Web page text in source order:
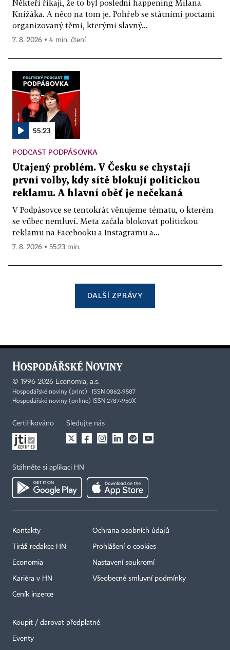
Někteří říkají, že to byl poslední happening Milana
Knížáka. A něco na tom je. Pohřeb se státními poctami
organizovaný těmi, kterými slavný...
7. 8. 2026 ▪ 4 min. čtení
55:23
PODCAST PODPÁSOVKA
Utajený problém. V Česku se chystají
první volby, kdy sítě blokují politickou
reklamu. A hlavní oběť je nečekaná
V Podpásovce se tentokrát věnujeme tématu, o kterém
se vůbec nemluví. Meta začala blokovat politickou
reklamu na Facebooku a Instagramu a...
7. 8. 2026 ▪ 55:23 min.
DALŠÍ ZPRÁVY
© 1996-2026 Economia, a.s.
Hospodářské noviny (print) ISSN 0862-9587
Hospodářské noviny (online) ISSN 2787-950X
Certifikováno Sledujte nás
Stáhněte si aplikaci HN
Kontakty
Tiráž redakce HN
Economia
Kariéra v HN
Ceník inzerce
Ochrana osobních údajů
Prohlášení o cookies
Nastavení soukromí
Všeobecné smluvní podmínky
Koupit / darovat předplatné
Eventy